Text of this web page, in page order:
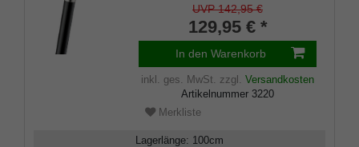
Hartholz seidenmatt schwarz
lackiert inkl. Gummipuffer, 100
UVP 142,95 €
129,95 € *
In den Warenkorb
inkl. ges. MwSt. zzgl. Versandkosten
Artikelnummer 3220
Merkliste
Lagerlänge: 100cm